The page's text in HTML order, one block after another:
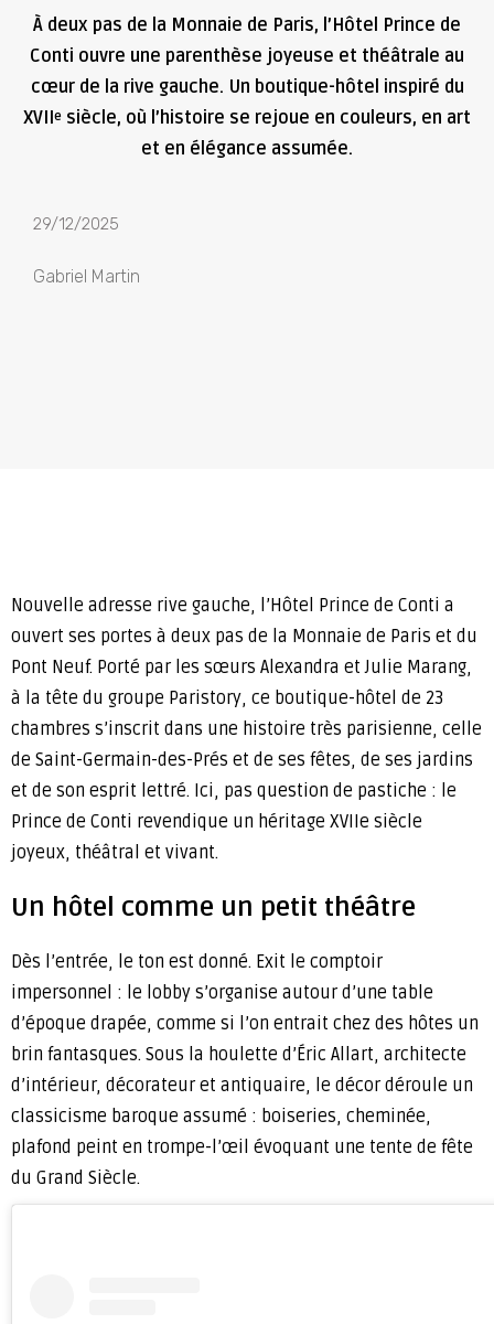
À deux pas de la Monnaie de Paris, l’Hôtel Prince de
Conti ouvre une parenthèse joyeuse et théâtrale au
cœur de la rive gauche. Un boutique-hôtel inspiré du
XVIIe siècle, où l’histoire se rejoue en couleurs, en art
et en élégance assumée.
29/12/2025
Gabriel Martin
Nouvelle adresse rive gauche, l’Hôtel Prince de Conti a
ouvert ses portes à deux pas de la Monnaie de Paris et du
Pont Neuf. Porté par les sœurs Alexandra et Julie Marang,
à la tête du groupe Paristory, ce boutique-hôtel de 23
chambres s’inscrit dans une histoire très parisienne, celle
de Saint-Germain-des-Prés et de ses fêtes, de ses jardins
et de son esprit lettré. Ici, pas question de pastiche : le
Prince de Conti revendique un héritage XVIIe siècle
joyeux, théâtral et vivant.
Un hôtel comme un petit théâtre
Dès l’entrée, le ton est donné. Exit le comptoir
impersonnel : le lobby s’organise autour d’une table
d’époque drapée, comme si l’on entrait chez des hôtes un
brin fantasques. Sous la houlette d’Éric Allart, architecte
d’intérieur, décorateur et antiquaire, le décor déroule un
classicisme baroque assumé : boiseries, cheminée,
plafond peint en trompe-l’œil évoquant une tente de fête
du Grand Siècle.